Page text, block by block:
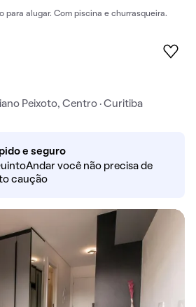
para alugar. Com piscina e churrasqueira.
Peixoto, Centro · Curitiba
e seguro
você não precisa de
caução